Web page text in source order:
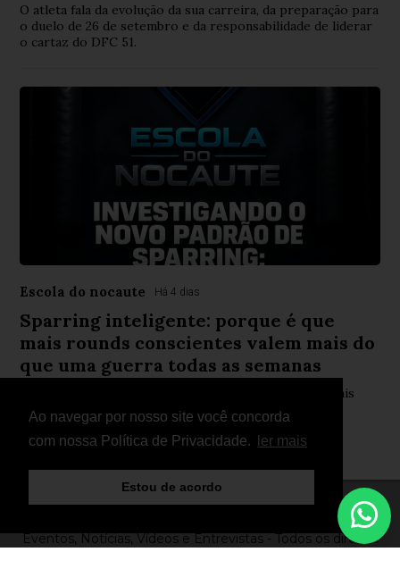
Ao navegar por nosso site você concorda
com nossa Política de Privacidade.
ler mais
Estou de acordo
O atleta fala da evolução da sua carreira, da preparação para
o duelo de 26 de setembro e da responsabilidade de liderar
o cartaz do DFC 51.
Escola do nocaute Há 4 dias
Sparring inteligente: porque é que
mais rounds conscientes valem mais do
que uma guerra todas as semanas
Nova abordagem ao sparring defende menos risco, mais
aprendizagem e melhor desempenho competitivo
© Copyright 2026 - FightNews - Atletas, Equipas,
Eventos, Notícias, Vídeos e Entrevistas - Todos os direitos